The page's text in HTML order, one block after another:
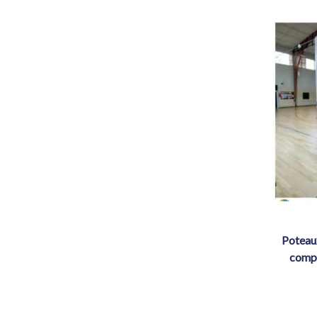
poteaux de volley acier – classe a –